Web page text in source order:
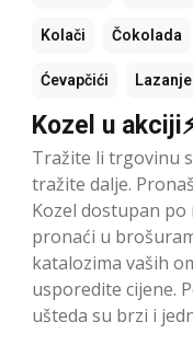
Kolači Čokolada
Ćevapčići Lazanje
Kozel u
Tražite li trgovinu
tražite dalje.
Kozel dostupan
pronaći u
katalozima vaših
usporedite cijene.
ušteda su brzi i